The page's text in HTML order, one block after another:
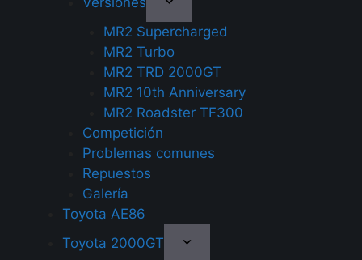
MR2 Supercharged
MR2 Turbo
MR2 TRD 2000GT
MR2 10th Anniversary
MR2 Roadster TF300
Competición
Problemas comunes
Repuestos
Galería
Toyota AE86
Toyota 2000GT